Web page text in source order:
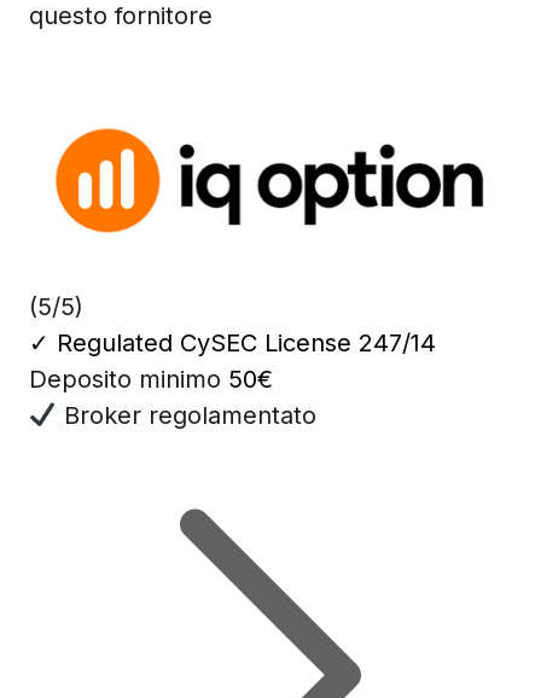
questo fornitore
(5/5)
✓ Regulated CySEC License 247/14
Deposito minimo 50€
Broker regolamentato